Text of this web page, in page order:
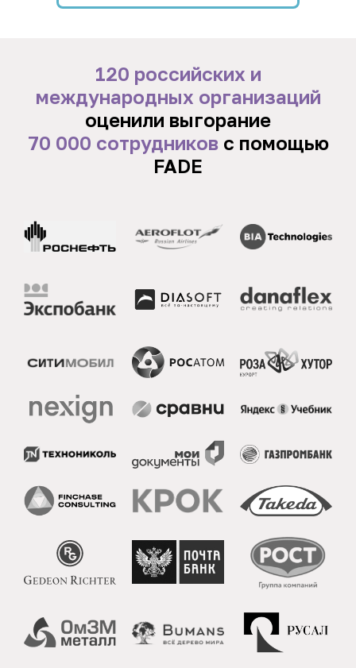
120 российских и
международных организаций
оценили выгорание
70 000 сотрудниковс помощью
FADE